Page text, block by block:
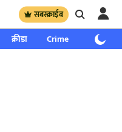
सबस्क्राईब
क्रीडा Crime साप्ताहिक